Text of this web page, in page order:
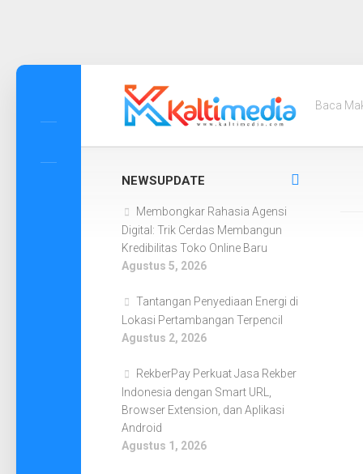
Skip
Baca
NEWSUPDATE
Membongkar Rahasia Agensi
Digital: Trik Cerdas Membangun
Kredibilitas Toko Online Baru
Agustus 5, 2026
Tantangan Penyediaan Energi di
Lokasi Pertambangan Terpencil
Agustus 2, 2026
RekberPay Perkuat Jasa Rekber
Indonesia dengan Smart URL,
Browser Extension, dan Aplikasi
Android
Agustus 1, 2026